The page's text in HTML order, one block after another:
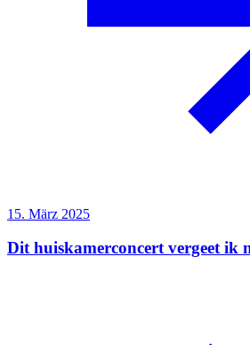
15. März 2025
Dit huiskamerconcert vergeet ik